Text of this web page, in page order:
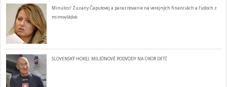
Minulosť Zuzany Čaputovej a parazitovanie na verejných financiách a ľudoch z
mimovládok
SLOVENSKÝ HOKEJ: MILIÓNOVÉ PODVODY NA ÚKOR DETÍ